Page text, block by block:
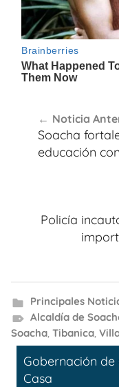
de
entradas
Noticia
Soacha
educación
Policía
Principales
Alcaldía de
Soacha, Tibanica,
Gobernación de
Casa